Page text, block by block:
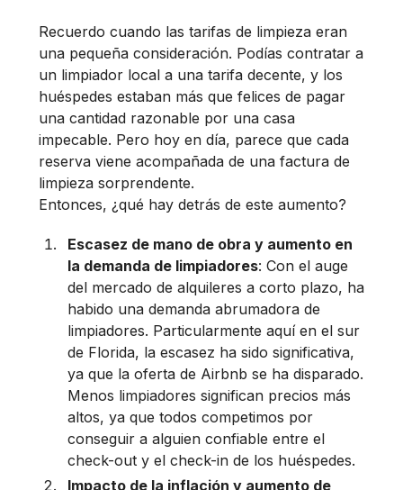
Recuerdo cuando las tarifas de limpieza eran
una pequeña consideración. Podías contratar a
un limpiador local a una tarifa decente, y los
huéspedes estaban más que felices de pagar
una cantidad razonable por una casa
impecable. Pero hoy en día, parece que cada
reserva viene acompañada de una factura de
limpieza sorprendente.
Entonces, ¿qué hay detrás de este aumento?
Escasez de mano de obra y aumento en
la demanda de limpiadores: Con el auge
del mercado de alquileres a corto plazo, ha
habido una demanda abrumadora de
limpiadores. Particularmente aquí en el sur
de Florida, la escasez ha sido significativa,
ya que la oferta de Airbnb se ha disparado.
Menos limpiadores significan precios más
altos, ya que todos competimos por
conseguir a alguien confiable entre el
check-out y el check-in de los huéspedes.
Impacto de la inflación y aumento de